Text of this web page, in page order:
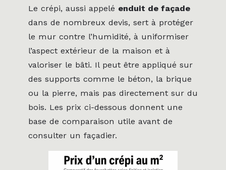
Le crépi, aussi appelé enduit de façade
dans de nombreux devis, sert à protéger
le mur contre l’humidité, à uniformiser
l’aspect extérieur de la maison et à
valoriser le bâti. Il peut être appliqué sur
des supports comme le béton, la brique
ou la pierre, mais pas directement sur du
bois. Les prix ci-dessous donnent une
base de comparaison utile avant de
consulter un façadier.